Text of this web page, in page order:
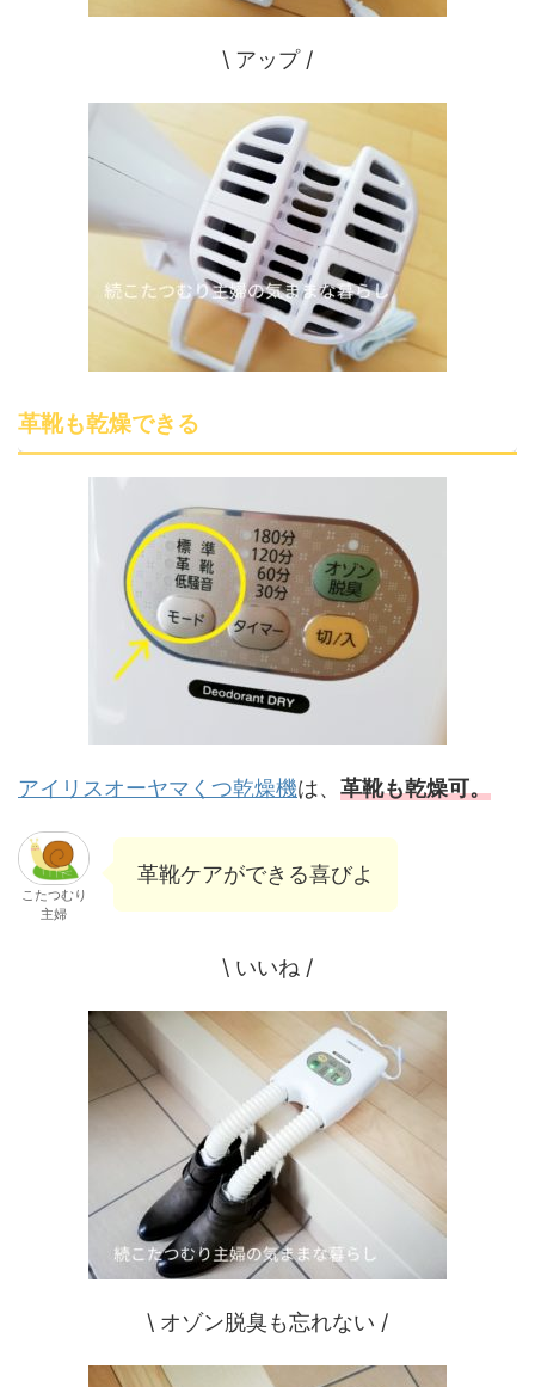
\ アップ /
革靴も乾燥できる
アイリスオーヤマくつ乾燥機は、 革靴も乾燥可。
こたつむり
主婦
革靴ケアができる喜びよ
\ いいね /
\ オゾン脱臭も忘れない /